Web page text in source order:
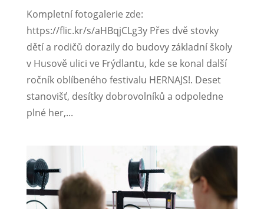
Kompletní fotogalerie zde:
https://flic.kr/s/aHBqjCLg3y Přes dvě stovky
dětí a rodičů dorazily do budovy základní školy
v Husově ulici ve Frýdlantu, kde se konal další
ročník oblíbeného festivalu HERNAJS!. Deset
stanovišť, desítky dobrovolníků a odpoledne
plné her,...